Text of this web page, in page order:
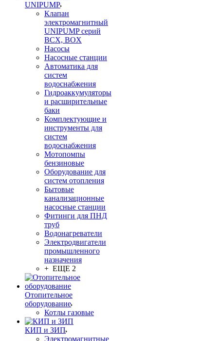
UNIPUMP
Клапан
электромагнитный
UNIPUMP серий
BCX, BOX
Насосы
Насосные станции
Автоматика для
систем
водоснабжения
Гидроаккумуляторы
и расширительные
баки
Комплектующие и
инструменты для
систем
водоснабжения
Мотопомпы
бензиновые
Оборудование для
систем отопления
Бытовые
канализационные
насосные станции
Фитинги для ПНД
труб
Водонагреватели
Электродвигатели
промышленного
назначения
+ ЕЩЕ 2
Отопительное
оборудование
Котлы газовые
КИП и ЗИП
Электромагнитные